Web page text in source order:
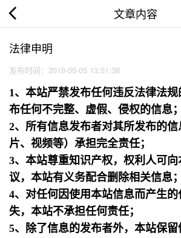
文章内容
法律申明
发布时间：2019-05-05 13:51:38
1、本站严禁发布任何违反法律法
布任何不完整、虚假、侵权的信息；
2、所有信息发布者对其所发布的信
片、视频等）承担完全责任；
3、本站尊重知识产权，权利人可
议，本站有义务配合删除相关信息；
4、对任何因使用本站信息而产生
失，本站不承担任何责任；
5、除了信息的发布者外，本站保